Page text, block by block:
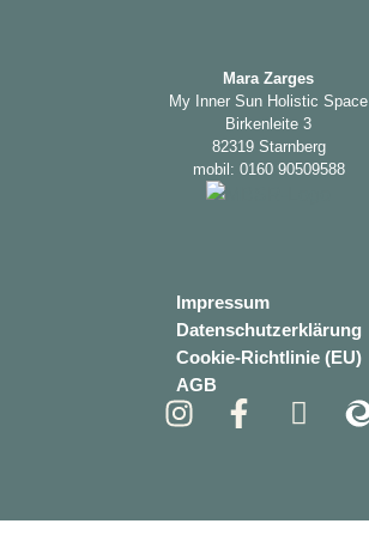
Mara Zarges
My Inner Sun Holistic Space
Birkenleite 3
82319 Starnberg
mobil: 0160 90509588
Impressum
Datenschutzerklärung
Cookie-Richtlinie (EU)
AGB